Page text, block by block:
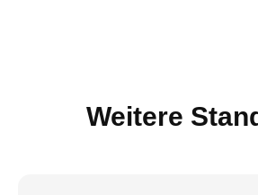
Weitere